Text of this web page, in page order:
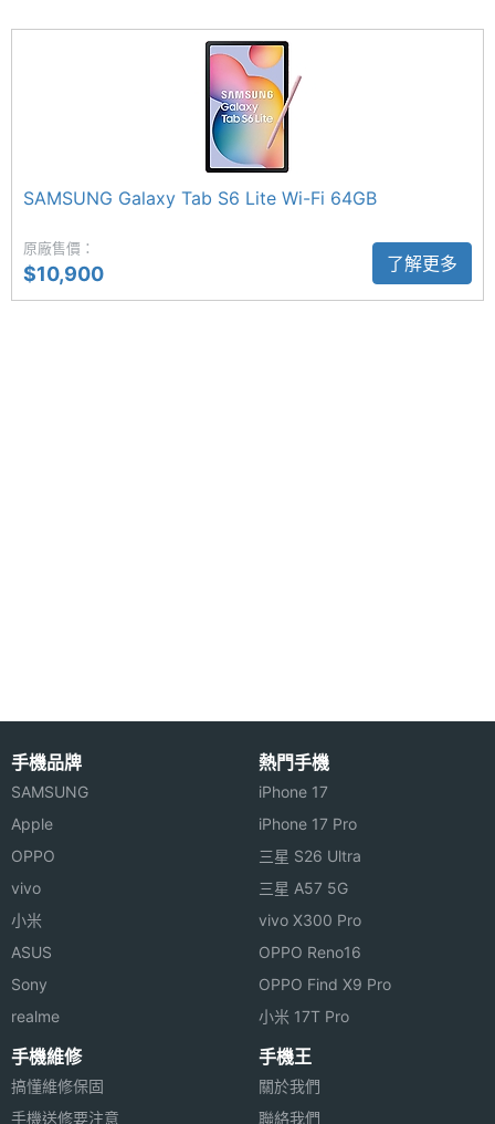
◎ 4GB RAM / 64GB ROM
◎ 前鏡頭：500 萬畫素
◎ 後鏡頭：800 萬畫素
◎ Dolby Atmos 音效
◎ 多重視窗、Samsung DeX 無線多工應用、第二螢
量
顯示螢幕
主相機
畫素
感光元
件
SAMSUNG Galaxy Tab S6 Lite Wi-Fi 64GB
原廠售價：
$10,900 了解更多
手機品牌
SAMSUNG
Apple
OPPO
vivo
小米
ASUS
Sony
realme
熱門手機
iPhone 17
iPhone 17 Pro
三星 S26 Ultra
三星 A57 5G
vivo X300 Pro
OPPO Reno16
OPPO Find X9 Pro
小米 17T Pro
手機維修
搞懂維修保固
手機送修要注意
手機王
關於我們
聯絡我們